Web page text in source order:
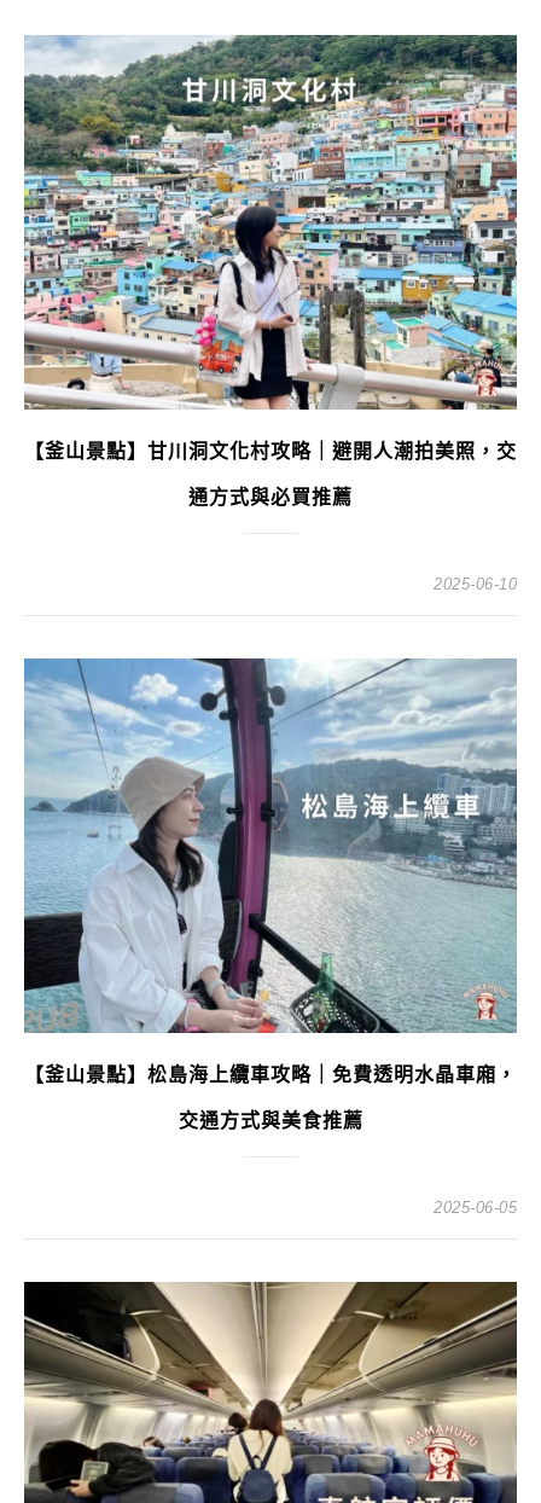
【釜山景點】甘川洞文化村攻略｜避開人潮拍美照，交
通方式與必買推薦
2025-06-10
【釜山景點】松島海上纜車攻略｜免費透明水晶車廂，
交通方式與美食推薦
2025-06-05